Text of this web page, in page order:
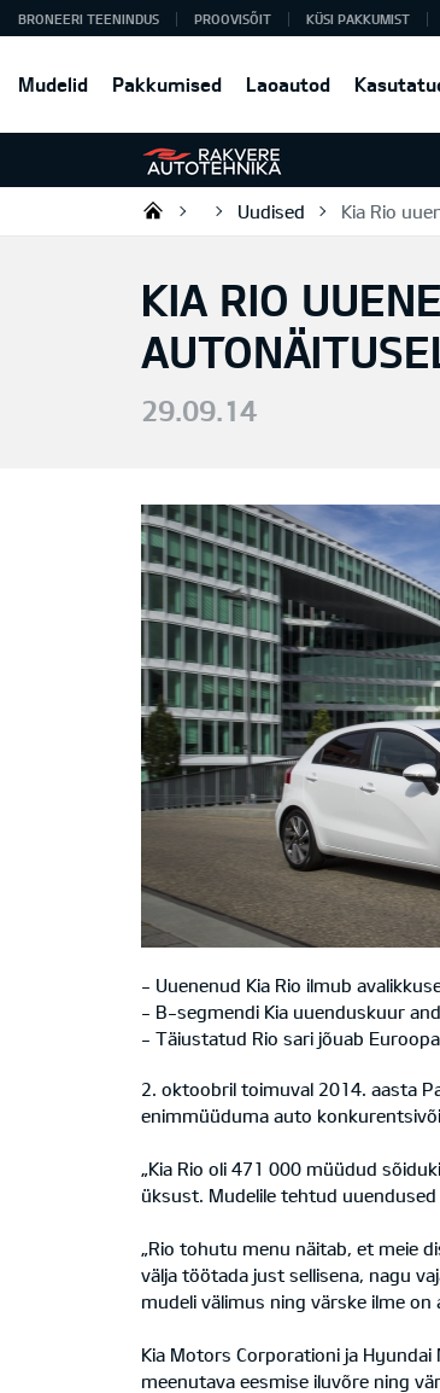
Mudelid Pakkumised Laoautod
BRONEERI TEENINDUS PROOVISÕIT KÜSI PAKKUMIST
Rakvere Autotehnika
Uudised Kia Rio
KIA RIO
29.09.14
- Uuenenud Kia Rio ilmub
- B-segmendi Kia uuenduskuur
- Täiustatud Rio sari jõuab
2. oktoobril toimuval 2014. aasta
enimmüüduma auto
„Kia Rio oli 471 000 müüdud
üksust. Mudelile tehtud
„Rio tohutu menu näitab, et meie
välja töötada just sellisena, nagu
mudeli välimus ning värske ilme on
Kia Motors Corporationi ja
meenutava eesmise iluvõre ning